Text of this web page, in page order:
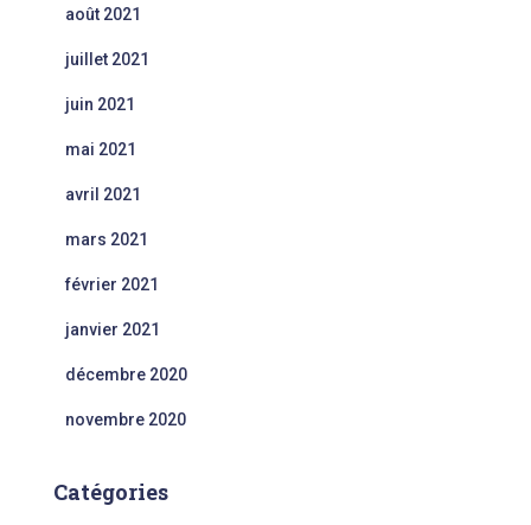
août 2021
juillet 2021
juin 2021
mai 2021
avril 2021
mars 2021
février 2021
janvier 2021
décembre 2020
novembre 2020
Catégories